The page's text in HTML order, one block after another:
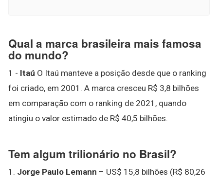
Qual a marca brasileira mais famosa
do mundo?
1 - Itaú O Itaú manteve a posição desde que o ranking
foi criado, em 2001. A marca cresceu R$ 3,8 bilhões
em comparação com o ranking de 2021, quando
atingiu o valor estimado de R$ 40,5 bilhões.
Tem algum trilionário no Brasil?
1. Jorge Paulo Lemann – US$ 15,8 bilhões (R$ 80,26